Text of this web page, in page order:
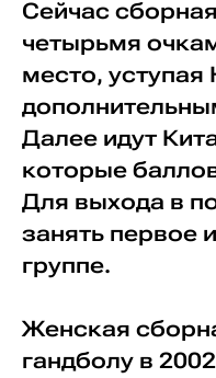
Сейчас
четырьмя
место,
Далее идут
которые
Для выхода в
занять первое
группе.
Женская
гандболу в